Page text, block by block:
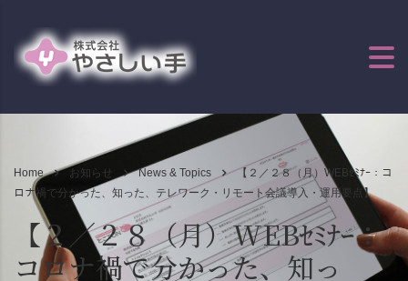
Home お知らせ News & Topics
【２／２８（月）WEBｾﾐﾅｰ：コ
ロナ禍で分かった、知った、テレワーク・リモート会議導入・運用要点】
【２／２８（月）WEBｾﾐﾅｰ：
コロナ禍で分かった、知っ